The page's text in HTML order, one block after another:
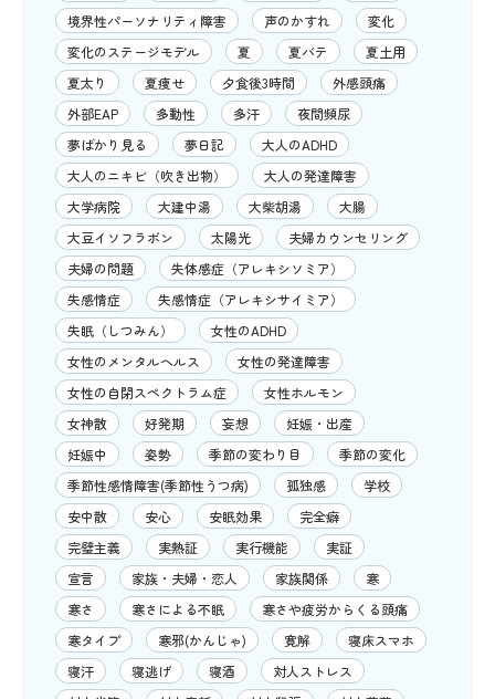
境界性パーソナリティ障害
声のかすれ
変化
変化のステージモデル
夏 夏バテ
夏土用
夏太り
夏痩せ 夕食後3時間
外感頭痛
外部EAP
多動性 多汗
夜間頻尿
夢ばかり見る
夢日記
大人のADHD
大人のニキビ（吹き出物）
大人の発達障害
大学病院
大建中湯 大柴胡湯
大腸
大豆イソフラボン
太陽光
夫婦カウンセリング
夫婦の問題
失体感症（アレキシソミア）
失感情症
失感情症（アレキシサイミア）
失眠（しつみん）
女性のADHD
女性のメンタルヘルス
女性の発達障害
女性の自閉スペクトラム症
女性ホルモン
女神散
好発期 妄想
妊娠・出産
妊娠中
姿勢 季節の変わり目
季節の変化
季節性感情障害(季節性うつ病)
孤独感
学校
安中散
安心 安眠効果
完全癖
完璧主義
実熱証 実行機能
実証
宣言
家族・夫婦・恋人 家族関係
寒
寒さ
寒さによる不眠
寒さや疲労からくる頭痛
寒タイプ
寒邪(かんじゃ) 寛解
寝床スマホ
寝汗
寝逃げ 寝酒
対人ストレス